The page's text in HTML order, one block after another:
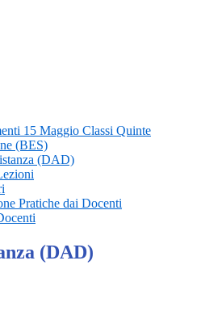
15 Maggio Classi Quinte
(BES)
(DAD)
Pratiche dai Docenti
(DAD)